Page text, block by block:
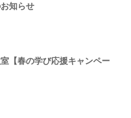
知らせ
【春の学び応援キャンペー